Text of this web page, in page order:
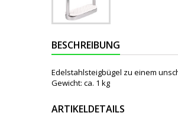
BESCHREIBUNG
Edelstahlsteigbügel zu einem
Gewicht: ca. 1 kg
ARTIKELDETAILS